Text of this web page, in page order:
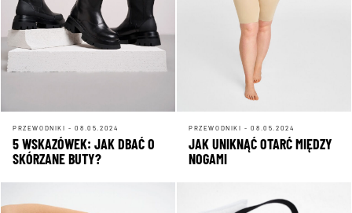
PRZEWODNIKI - 08.05.2024
5 WSKAZÓWEK: JAK DBAĆ O
SKÓRZANE BUTY?
PRZEWODNIKI - 08.05.2024
JAK UNIKNĄĆ OTARĆ MIĘDZY
NOGAMI